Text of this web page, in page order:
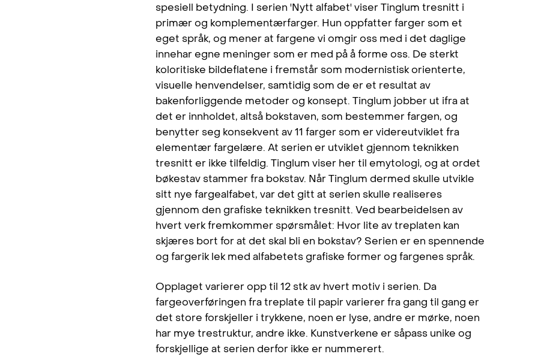
spesiell betydning. I serien 'Nytt alfabet' viser Tinglum tresnitt i
primær og komplementærfarger. Hun oppfatter farger som et
eget språk, og mener at fargene vi omgir oss med i det daglige
innehar egne meninger som er med på å forme oss. De sterkt
koloritiske bildeflatene i fremstår som modernistisk orienterte,
visuelle henvendelser, samtidig som de er et resultat av
bakenforliggende metoder og konsept. Tinglum jobber ut ifra at
det er innholdet, altså bokstaven, som bestemmer fargen, og
benytter seg konsekvent av 11 farger som er videreutviklet fra
elementær fargelære. At serien er utviklet gjennom teknikken
tresnitt er ikke tilfeldig. Tinglum viser her til emytologi, og at ordet
bøkestav stammer fra bokstav. Når Tinglum dermed skulle utvikle
sitt nye fargealfabet, var det gitt at serien skulle realiseres
gjennom den grafiske teknikken tresnitt. Ved bearbeidelsen av
hvert verk fremkommer spørsmålet: Hvor lite av treplaten kan
skjæres bort for at det skal bli en bokstav? Serien er en spennende
og fargerik lek med alfabetets grafiske former og fargenes språk.
Opplaget varierer opp til 12 stk av hvert motiv i serien. Da
fargeoverføringen fra treplate til papir varierer fra gang til gang er
det store forskjeller i trykkene, noen er lyse, andre er mørke, noen
har mye trestruktur, andre ikke. Kunstverkene er såpass unike og
forskjellige at serien derfor ikke er nummerert.